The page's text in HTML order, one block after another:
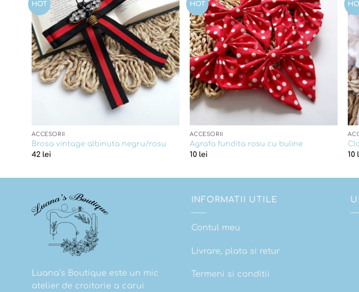
HOT
Add to
wishlist
ACCESORII
Brosa vintage albinuta negru/rosu
42 lei
HOT
Add to
wishlist
ACCESORII
Agrafa fundita rosu cu buline
10 lei
10
Luana’s Boutique este un mic
atelier de croitorie a carui
INFORMATII UTILE
Contul meu
Livrare, plata si retur
Termeni si conditii